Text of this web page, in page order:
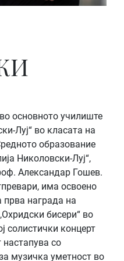
основното училиште
Луј“ во класата на
образование
Николовски-Луј“,
Александар Гошев.
има освоено
прва награда на
бисери“ во
солистички концерт
со
музичка уметност во